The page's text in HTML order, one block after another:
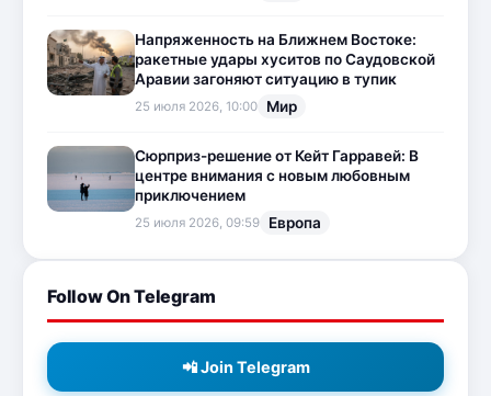
Напряженность на Ближнем Востоке:
ракетные удары хуситов по Саудовской
Аравии загоняют ситуацию в тупик
25 июля 2026, 10:00 Мир
Сюрприз-решение от Кейт Гарравей: В
центре внимания с новым любовным
приключением
25 июля 2026, 09:59 Европа
Follow On Telegram
📲 Join Telegram